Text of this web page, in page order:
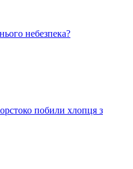
небезпека?
побили хлопця з